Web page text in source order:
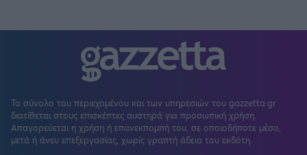
Το σύνολο του περιεχομένου και των υπηρεσιών του gazzetta.gr
διατίθεται στους επισκέπτες αυστηρά για προσωπική χρήση.
Απαγορεύεται η χρήση ή επανεκπομπή του, σε οποιοδήποτε μέσο,
μετά ή άνευ επεξεργασίας, χωρίς γραπτή άδεια του εκδότη.